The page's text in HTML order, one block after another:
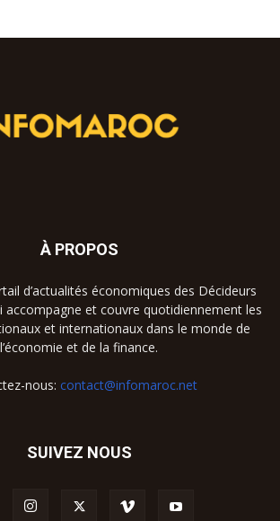
À PROPOS
d’actualités économiques des Décideurs
accompagne et couvre quotidiennement les
et internationaux dans le monde de
l’économie et de la finance.
nous: contact@infomaroc.net
SUIVEZ NOUS